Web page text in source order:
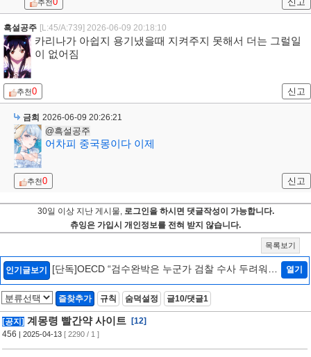
추천
흑설공주 [L:45/A:739] 2026-06-09 20:18:10
카리나가 아쉽지 용기냈을때 지켜주지 못해서 더는 그럴일
이 없어짐
추천0 신고
금희 2026-06-09 20:26:21
@흑설공주
어차피 중국몽이다 이제
추천0 신고
30일 이상 지난 게시물, 로그인을 하시면 댓글작성이 가능합니다.
츄잉은 가입시 개인정보를 전혀 받지 않습니다.
목록보기
인기글보기
[단독]OECD “검수완박은 누군가 검찰 수사 두려워하
는 것…韓정부에 엄중 경고안 낼 수도”[인터뷰/법조
Zoom In] [2]
열기
즐찾추가 규칙 숨덕설정 글10/댓글1
[공지] 계몽령 빨간약 사이트
[12]
456 | 2025-04-13 [ 2290 / 1 ]